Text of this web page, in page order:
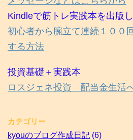
Kindleで筋トレ実践本を出版し
初心者から腕立て連続１００
する方法
投資基礎＋実践本
ロスジェネ投資 配当金生活
カテゴリー
kyouのブログ作成日記 (6)